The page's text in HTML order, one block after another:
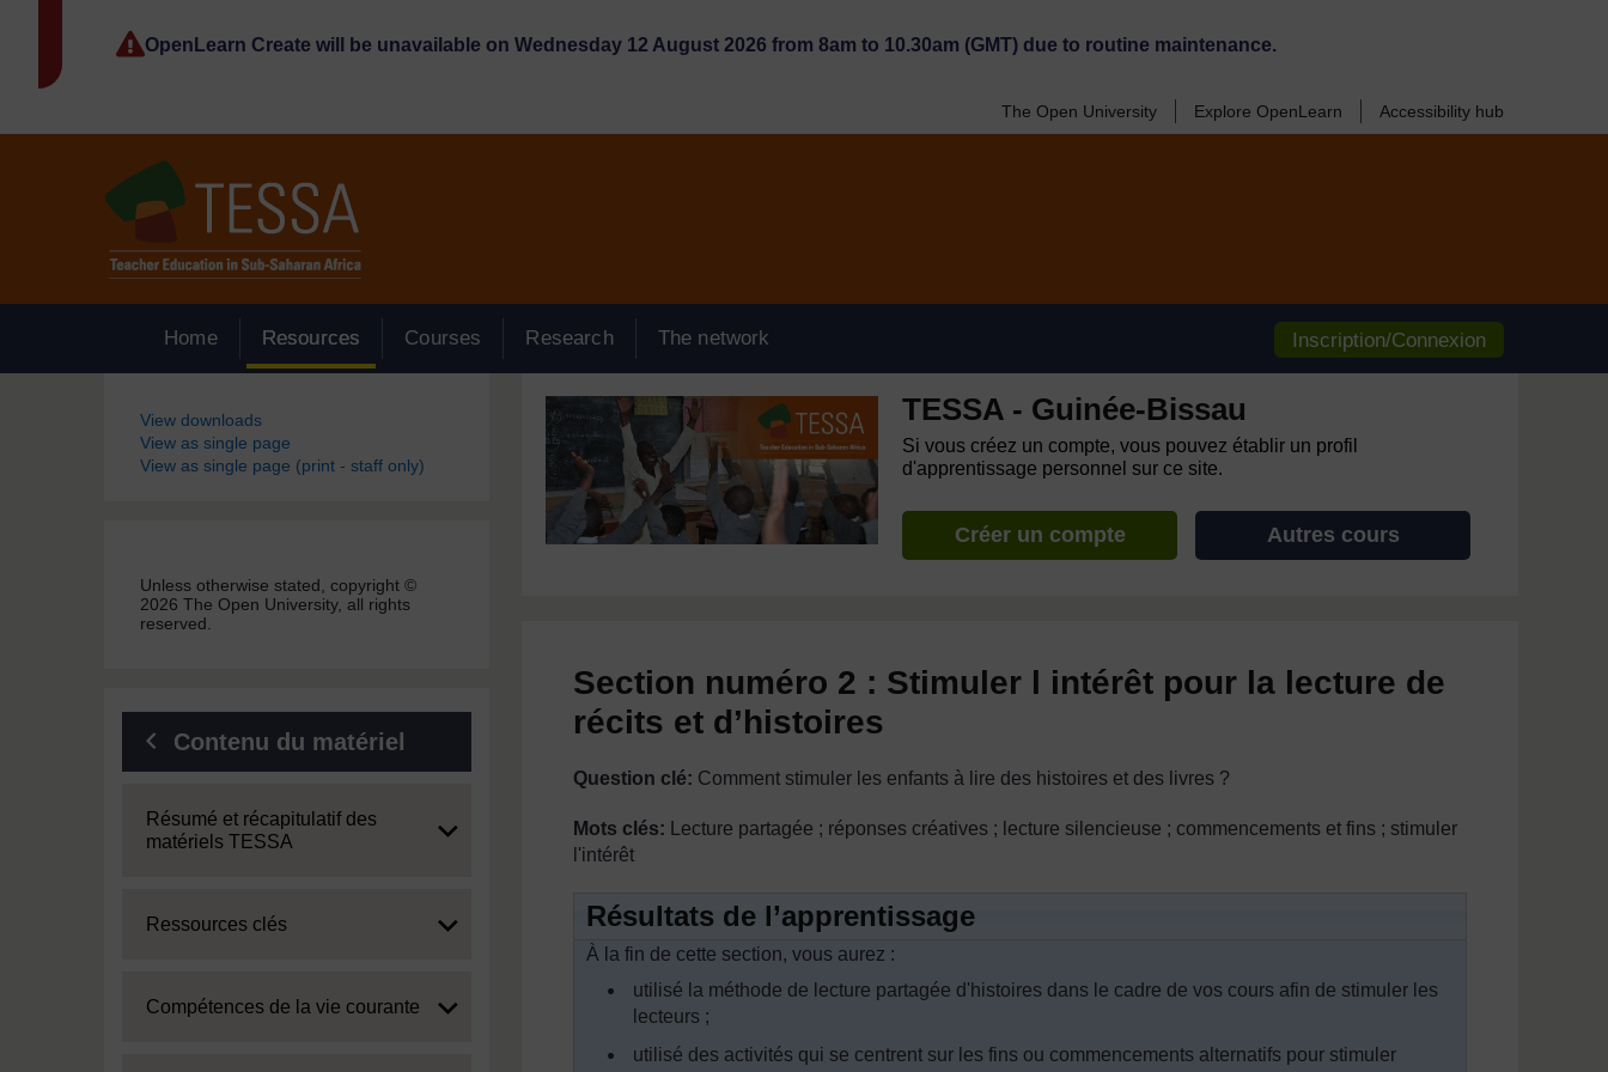
OpenLearn Create will be unavailable on Wednesday 12 August 2026 from 8am to 10.30am (GMT) due to routine maintenance.
The Open University Explore OpenLearn Accessibility hub
Home Resources Courses Research The network Inscription/Connexion
Blocs
View downloads
View as single page
View as single page (print - staff only)
Unless otherwise stated, copyright ©
2026 The Open University, all rights
reserved.
Contenu du matériel
Expand
Résumé et récapitulatif des
matériels TESSA
Expand
Ressources clés
Expand
Compétences de la vie courante
TESSA - Guinée-Bissau
Si vous créez un compte, vous pouvez établir un profil
d'apprentissage personnel sur ce site.
Créer un compte Autres cours
Section numéro 2 : Stimuler l intérêt pour la lecture de
récits et d’histoires
Question clé: Comment stimuler les enfants à lire des histoires et des livres ?
Mots clés:
Lecture partagée ; réponses créatives ; lecture silencieuse ; commencements et fins ; stimuler
l'intérêt
Résultats de l’apprentissage
À la fin de cette section, vous aurez :
utilisé la méthode de lecture partagée d'histoires dans le cadre de vos cours afin de stimuler les
lecteurs ;
utilisé des activités qui se centrent sur les fins ou commencements alternatifs pour stimuler